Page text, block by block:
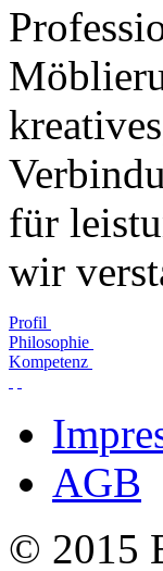
für
wir
Profil
Philosophie
Kompetenz
AGB
© 2015